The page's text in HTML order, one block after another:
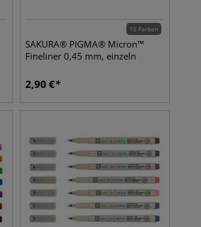
15 Farben
SAKURA® PIGMA® Micron™
Fineliner 0,45 mm, einzeln
2,90 €